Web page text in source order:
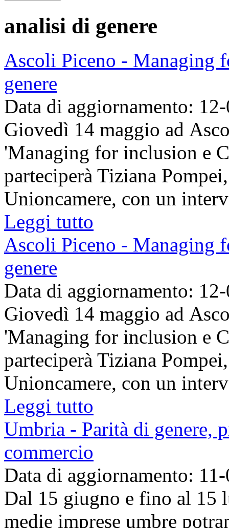
analisi di genere
Ascoli Piceno - Managing
genere
Data di aggiornamento:
Giovedì 14 maggio ad
'Managing for inclusion e
parteciperà Tiziana
Unioncamere, con un
Leggi tutto
Ascoli Piceno - Managing
genere
Data di aggiornamento:
Giovedì 14 maggio ad
'Managing for inclusion e
parteciperà Tiziana
Unioncamere, con un
Leggi tutto
Umbria - Parità di genere,
commercio
Data di aggiornamento:
Dal 15 giugno e fino al 15
medie imprese umbre